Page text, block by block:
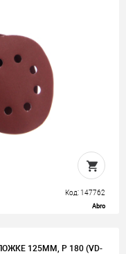
Код: 147762
Abro
125ММ, P 180 (VD-